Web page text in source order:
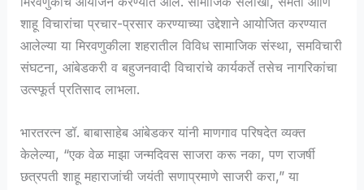
शाहू विचारांचा प्रचार-प्रसार करण्याच्या उद्देशाने आयोजित करण्यात
आलेल्या या मिरवणुकीला शहरातील विविध सामाजिक संस्था, समविचारी
संघटना, आंबेडकरी व बहुजनवादी विचारांचे कार्यकर्ते तसेच नागरिकांचा
उत्स्फूर्त प्रतिसाद लाभला.
भारतरत्न डॉ. बाबासाहेब आंबेडकर यांनी माणगाव परिषदेत व्यक्त
केलेल्या, “एक वेळ माझा जन्मदिवस साजरा करू नका, पण राजर्षी
छत्रपती शाहू महाराजांची जयंती सणाप्रमाणे साजरी करा,” या